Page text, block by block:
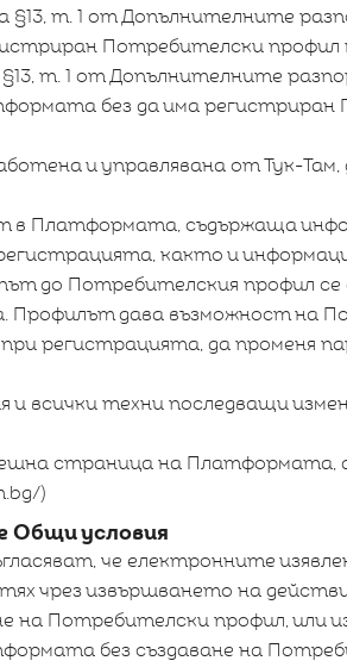
т. 1 от Допълнителните
Потребителски
т. 1 от Допълнителните
без да има
и управлявана от Тук-Там,
в Платформата, съдържаща
както и
до Потребителския профил се
Профилът дава възможност на
регистрацията, да променя
всички техни последващи
страница на Платформата,
)
Общи условия
че електронните
чрез извършването на
Потребителски профил, или
без създаване на